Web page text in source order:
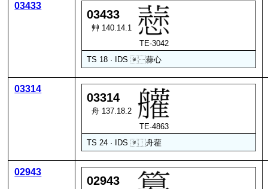
03433
03433
艸 140.14.1
TE-3042
TS 18 · IDS〾⿱蒜心
03314
03314
舟 137.18.2
TE-4863
TS 24 · IDS〾⿰舟雚
02943
02943